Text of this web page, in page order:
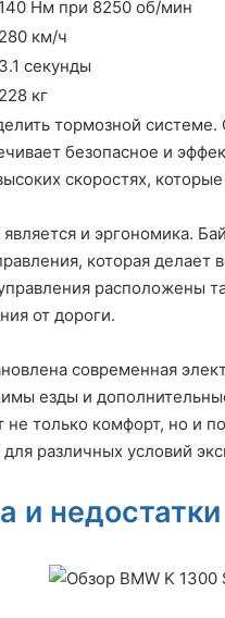
140 Нм при 8250 об/мин
280 км/ч
3.1 секунды
228 кг
тормозной
безопасное и
скоростях,
и эргономика.
которая делает
расположены
от дороги.
современная
езды и
не только комфорт, но и
различных условий
недостатки